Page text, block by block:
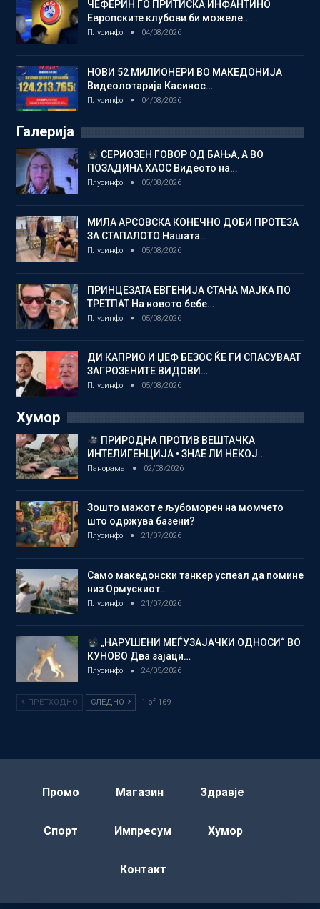
ЧЕФЕРИН ГО ПРИТИСКА ИНФАНТИНО
Европските клубови би можеле…
Плусинфо 04/08/2026
НОВИ 52 МИЛИОНЕРИ ВО МАКЕДОНИЈА
Видеолотарија Касинос…
Плусинфо 04/08/2026
Галерија
СЕРИОЗЕН ГОВОР ОД БАЊА, А ВО
ПОЗАДИНА ХАОС Видеото на…
Плусинфо 05/08/2026
МИЛА АРСОВСКА КОНЕЧНО ДОБИ ПРОТЕЗА
ЗА СТАПАЛОТО Нашата…
Плусинфо 05/08/2026
ПРИНЦЕЗАТА ЕВГЕНИЈА СТАНА МАЈКА ПО
ТРЕТПАТ На новото бебе…
Плусинфо 05/08/2026
ДИ КАПРИО И ЏЕФ БЕЗОС ЌЕ ГИ СПАСУВААТ
ЗАГРОЗЕНИТЕ ВИДОВИ…
Плусинфо 05/08/2026
Хумор
ПРИРОДНА ПРОТИВ ВЕШТАЧКА
ИНТЕЛИГЕНЦИЈА • ЗНАЕ ЛИ НЕКОЈ…
Панорама 02/08/2026
Зошто мажот е љубоморен на момчето
што одржува базени?
Плусинфо 21/07/2026
Само македонски танкер успеал да помине
низ Ормускиот…
Плусинфо 21/07/2026
„НАРУШЕНИ МЕЃУЗАЈАЧКИ ОДНОСИ“ ВО
КУНОВО Два зајаци…
Плусинфо 24/05/2026
ПРЕТХОДНО СЛЕДНО 1 of 169
Промо Магазин Здравје
Спорт Импресум Хумор
Контакт